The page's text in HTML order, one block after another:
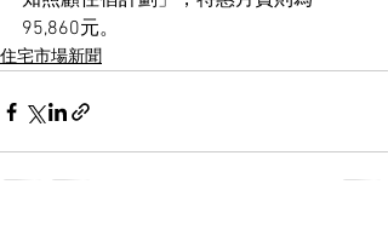
95,860元。
住宅市場新聞